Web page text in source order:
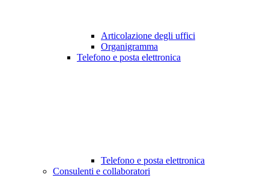
Articolazione degli uffici
Organigramma
Telefono e posta elettronica
Telefono e posta elettronica
Consulenti e collaboratori